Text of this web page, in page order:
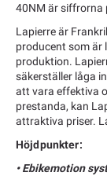
40NM är siffrorna
Lapierre är
producent som är
produktion.
säkerställer låga
att vara effektiva
prestanda, kan
attraktiva priser.
Höjdpunkter:
•Ebikemotion